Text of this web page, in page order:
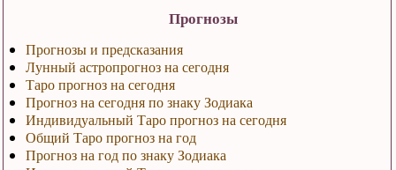
Прогнозы
Прогнозы и предсказания
Лунный астропрогноз на сегодня
Таро прогноз на сегодня
Прогноз на сегодня по знаку Зодиака
Индивидуальный Таро прогноз на сегодня
Общий Таро прогноз на год
Прогноз на год по знаку Зодиака